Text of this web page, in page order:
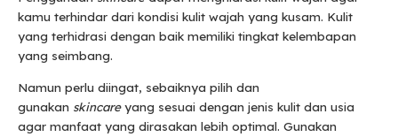
kamu terhindar dari kondisi kulit wajah yang kusam. Kulit
yang terhidrasi dengan baik memiliki tingkat kelembapan
yang seimbang.
Namun perlu diingat, sebaiknya pilih dan
gunakan skincareyang sesuai dengan jenis kulit dan usia
agar manfaat yang dirasakan lebih optimal. Gunakan